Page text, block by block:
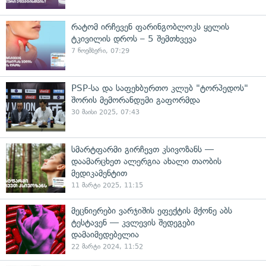
რატომ ირჩევენ ფარინგობლოკს ყელის
ტკივილის დროს – 5 შემთხვევა
7 ნოემბერი, 07:29
PSP-სა და საფეხბურთო კლუბ "ტორპედოს"
შორის მემორანდუმი გაფორმდა
30 მაისი 2025, 07:43
სმარტფარმი გირჩევთ კსივოზანს —
დაამარცხეთ ალერგია ახალი თაობის
მედიკამენტით
11 მარტი 2025, 11:15
მეცნიერები ვარჯიშის ეფექტის მქონე აბს
ტესტავენ — კვლევის შედეგები
დამაიმედებელია
22 მარტი 2024, 11:52